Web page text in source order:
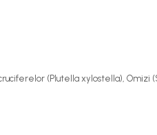
(Plutella xylostella), Omizi (